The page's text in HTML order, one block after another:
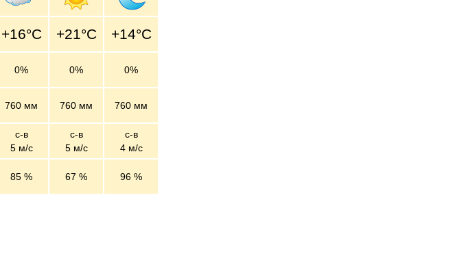
+16°C +21°C +14°C
0% 0% 0%
760 мм 760 мм 760 мм
с-в
5 м/c
с-в
5 м/c
с-в
4 м/c
85 % 67 % 96 %